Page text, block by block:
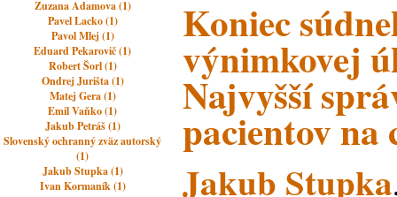
Zuzana Adamova (1)
Pavel Lacko (1)
Pavol Mlej (1)
Eduard Pekarovič (1)
Robert Šorl (1)
Ondrej Jurišta (1)
Matej Gera (1)
Emil Vaňko (1)
Jakub Petráš (1)
Slovenský ochranný zväz autorský
(1)
Jakub Stupka (1)
Ivan Kormaník (1)
Koniec
výnimkovej
Najvyšší
pacientov na
Jakub Stupka